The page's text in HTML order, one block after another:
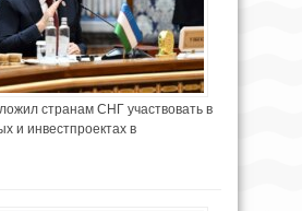
странам СНГ участвовать в
и инвестпроектах в